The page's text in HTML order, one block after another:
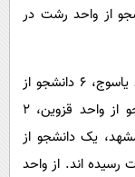
دانشجو از واحد رشت در
وی در ادامه گفت: همچنین ۲ دانشجو از واحد یاسوج، ۶ دانشجو از
واحد کرمان، ۲ دانشجو از واحد قم، ۲ دانشجو از واحد قزوین، ۲
یک دانشجو از
شهادت رسیده اند. از واحد